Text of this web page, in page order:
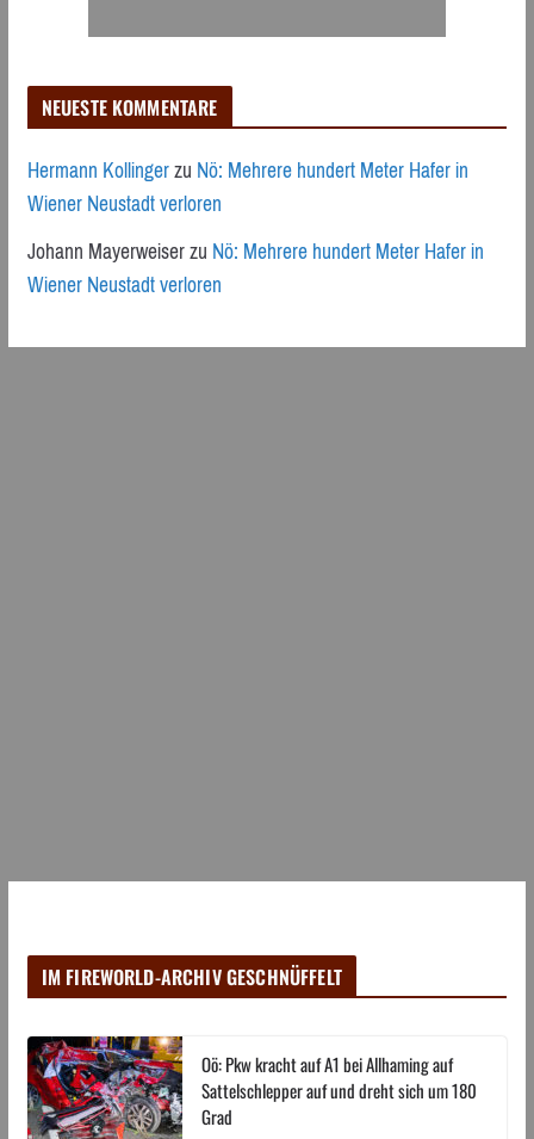
NEUESTE KOMMENTARE
Hermann KollingerzuNö: Mehrere hundert Meter Hafer in
Wiener Neustadt verloren
Johann MayerweiserzuNö: Mehrere hundert Meter Hafer in
Wiener Neustadt verloren
IM FIREWORLD-ARCHIV GESCHNÜFFELT
Oö: Pkw kracht auf A1 bei Allhaming auf
Sattelschlepper auf und dreht sich um 180
Grad